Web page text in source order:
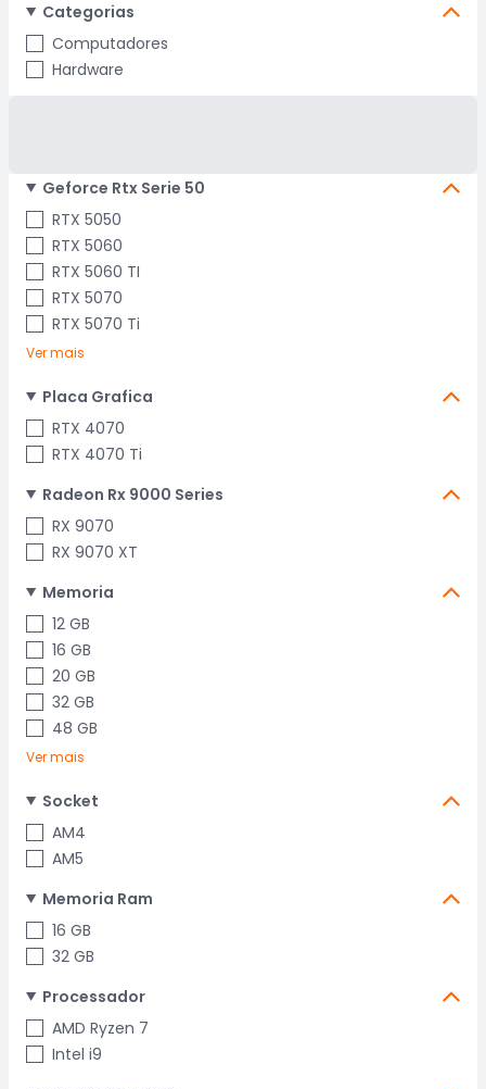
Categorias
Computadores
Hardware
Geforce Rtx Serie 50
RTX 5050
RTX 5060
RTX 5060 TI
RTX 5070
RTX 5070 Ti
Ver mais
Placa Grafica
RTX 4070
RTX 4070 Ti
Radeon Rx 9000 Series
RX 9070
RX 9070 XT
Memoria
12 GB
16 GB
20 GB
32 GB
48 GB
Ver mais
Socket
AM4
AM5
Memoria Ram
16 GB
32 GB
Processador
AMD Ryzen 7
Intel i9